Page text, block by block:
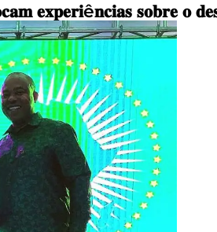
𝐞𝐱𝐩𝐞𝐫𝐢ê𝐧𝐜𝐢𝐚𝐬 𝐬𝐨𝐛𝐫𝐞 𝐨